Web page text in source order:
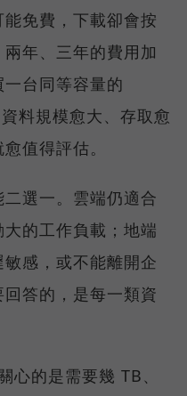
免費，下載卻會按
年、三年的費用加
台同等容量的
料規模愈大、存取愈
值得評估。
選一。雲端仍適合
的工作負載；地端
感，或不能離開企
答的，是每一類資
心的是需要幾 TB、